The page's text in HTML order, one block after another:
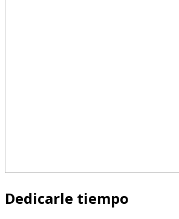
Dedicarle tiempo